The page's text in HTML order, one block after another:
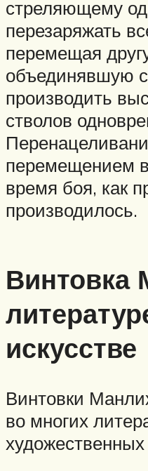
стреляющему
перезаряжать
перемещая
объединявшую
производить
стволов
перемещением
время боя, как
производилось.
Винтовка
искусстве
Винтовки
во многих